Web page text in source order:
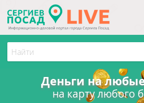
Деньги на
на карту любого